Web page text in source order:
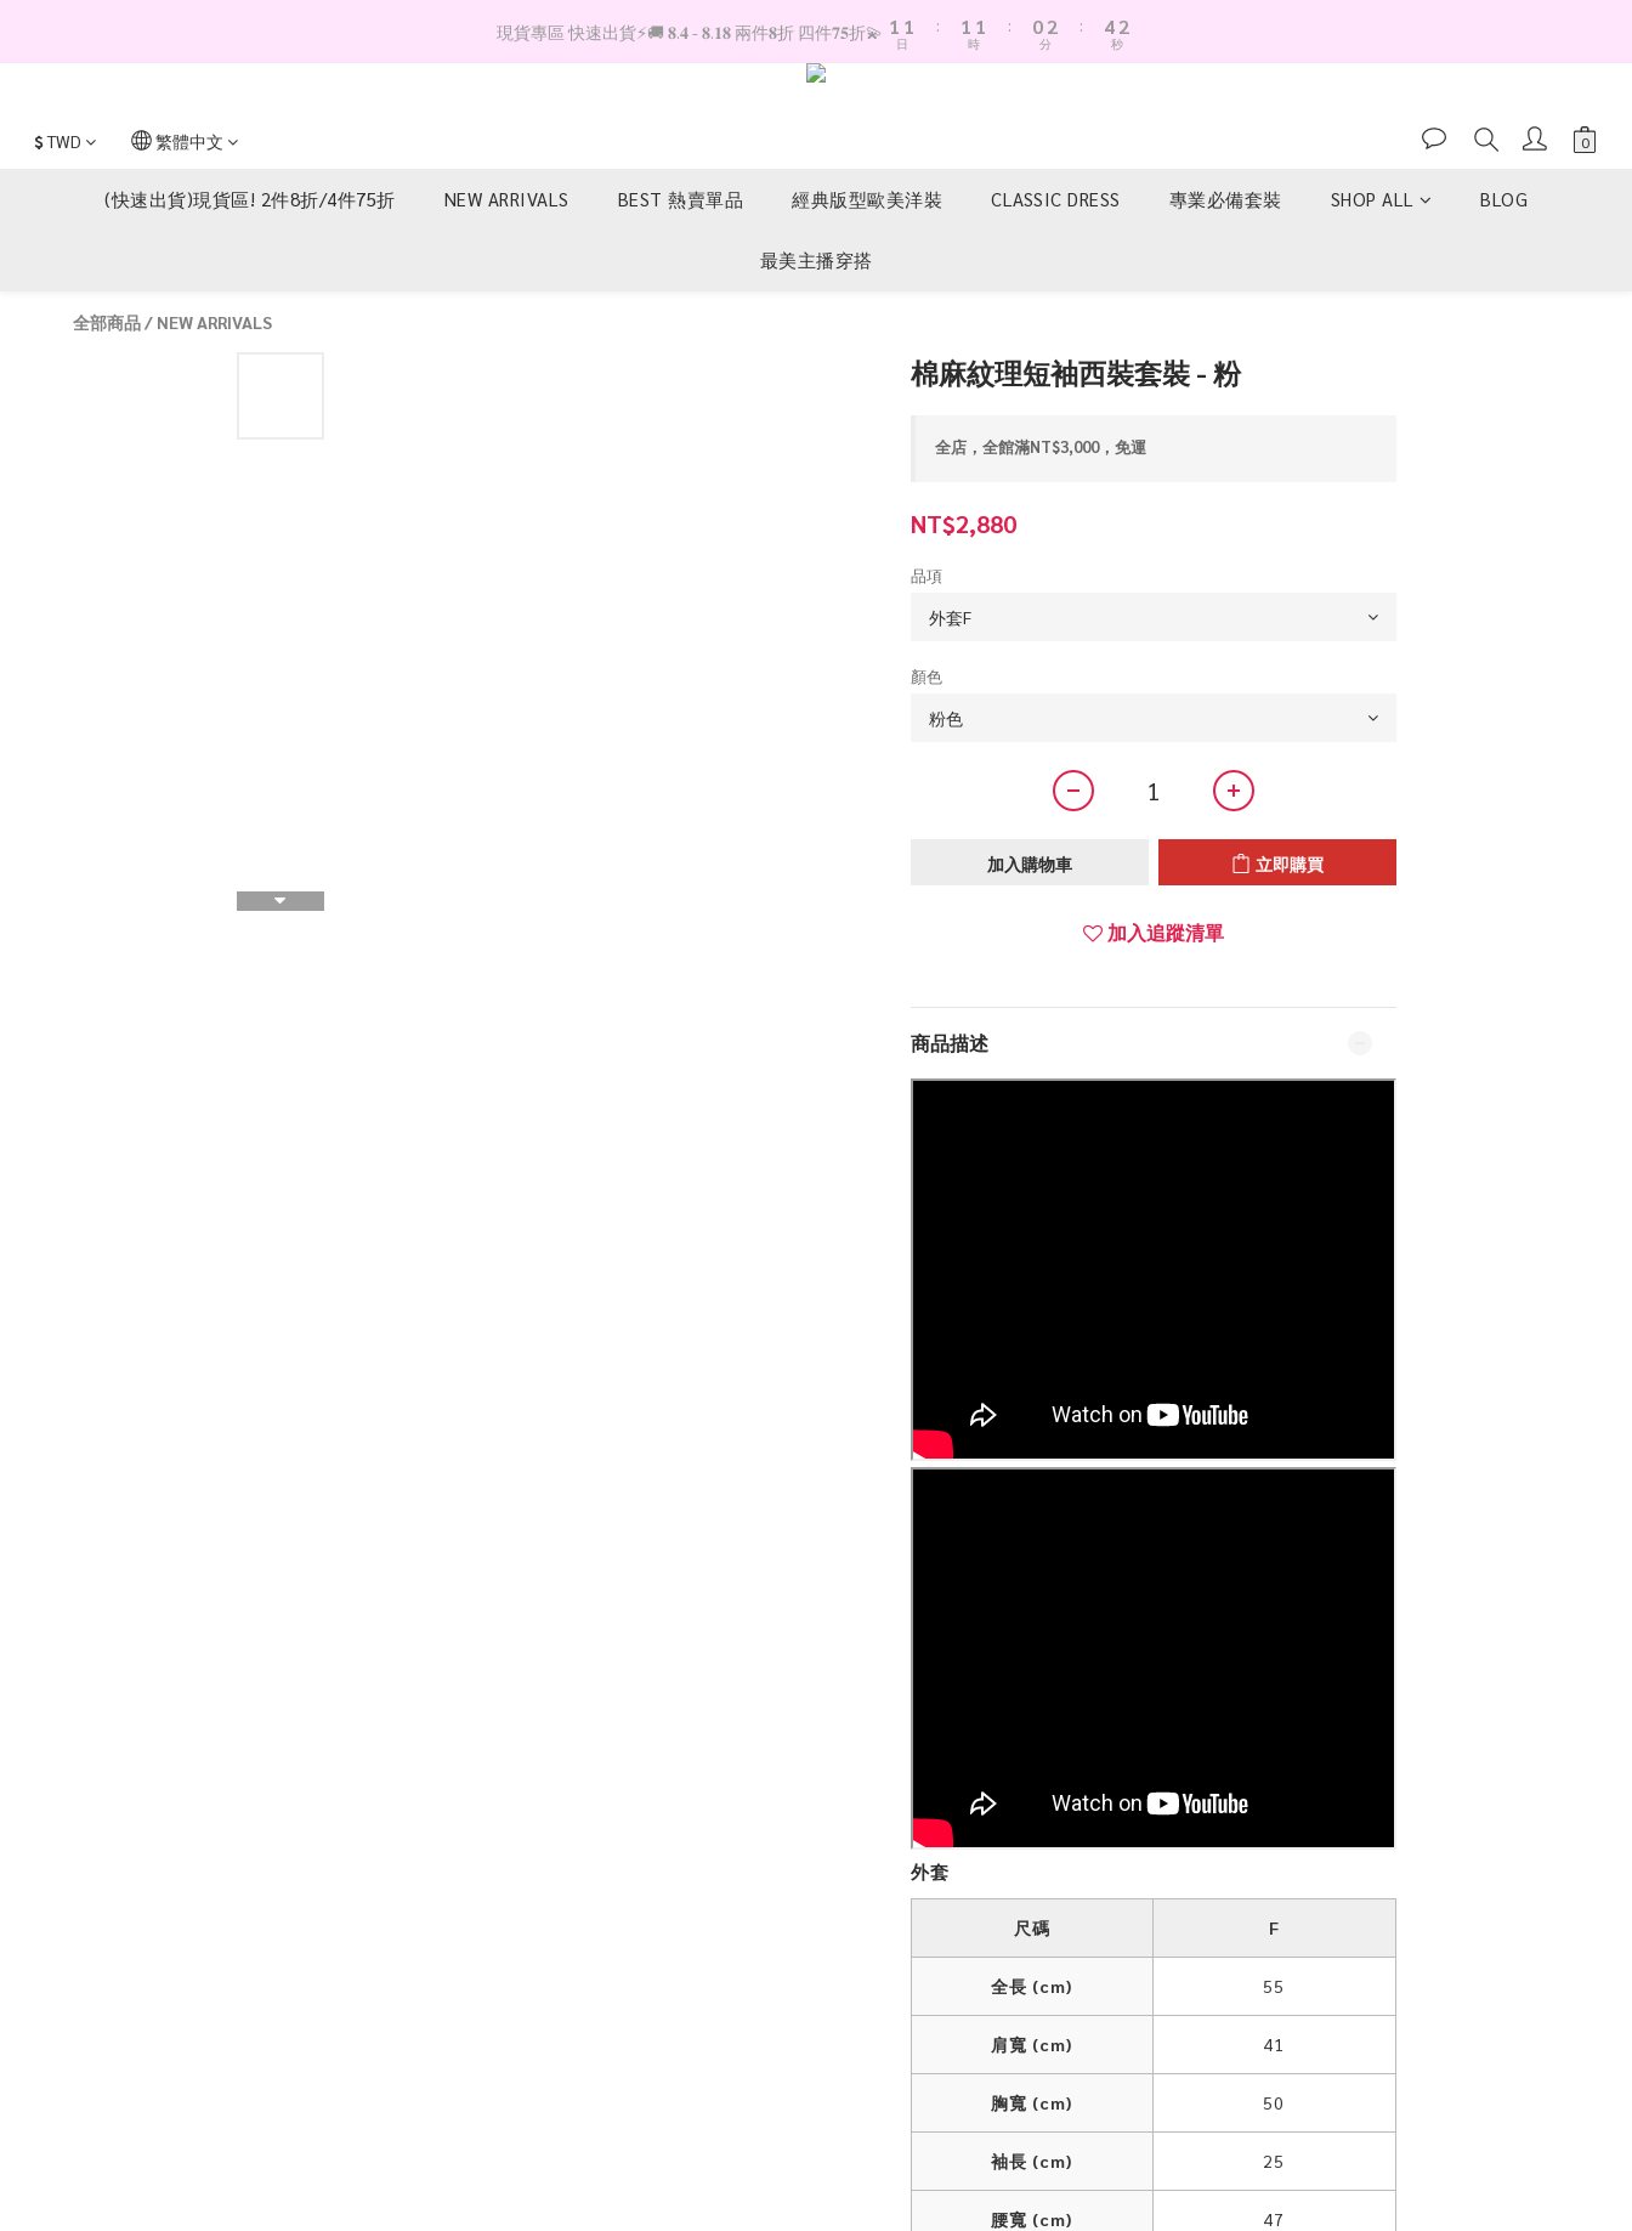
現貨專區 快速出貨⚡️🚚 𝟖.𝟒 - 𝟖.𝟏𝟖 兩件𝟖折 四件𝟕𝟓折💫 1
0
1
0
日
:
1
0
1
0
時
:
02
1
分
:
4
3
1
0
秒
$TWD 繁體中文
(快速出貨)現貨區! 2件8折/4件75折 NEW ARRIVALS BEST 熱賣單品 經典版型歐美洋裝 CLASSIC DRESS 專業必備套裝 SHOP ALL BLOG
最美主播穿搭
全部商品/ NEW ARRIVALS
棉麻紋理短袖西裝套裝 - 粉
全店，全館滿NT$3,000，免運
NT$2,880
品項
顏色
加入購物車 立即購買
加入追蹤清單
商品描述
外套
尺碼 F
全長 (cm) 55
肩寬 (cm) 41
胸寬 (cm) 50
袖長 (cm) 25
腰寬 (cm) 47